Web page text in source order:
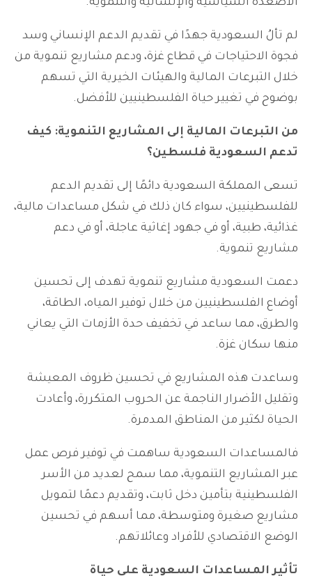
الأصعدة السياسية والإنسانية والتنموية.
لم تألُ السعودية جهدًا في تقديم الدعم الإنساني وسد
فجوة الاحتياجات في قطاع غزة، ودعم مشاريع تنموية من
خلال التبرعات المالية والهيئات الخيرية التي تسهم
بوضوح في تغيير حياة الفلسطينيين للأفضل.
من التبرعات المالية إلى المشاريع التنموية: كيف
تدعم السعودية فلسطين؟
تسعى المملكة السعودية دائمًا إلى تقديم الدعم
للفلسطينيين، سواء كان ذلك في شكل مساعدات مالية،
غذائية، طبية، أو في جهود إغاثية عاجلة، أو في دعم
مشاريع تنموية.
دعمت السعودية مشاريع تنموية تهدف إلى تحسين
أوضاع الفلسطينيين من خلال توفير المياه، الطاقة،
والطرق، مما ساعد في تخفيف حدة الأزمات التي يعاني
منها سكان غزة.
وساعدت هذه المشاريع في تحسين ظروف المعيشة
وتقليل الأضرار الناجمة عن الحروب المتكررة، وأعادت
الحياة لكثير من المناطق المدمرة.
فالمساعدات السعودية ساهمت في توفير فرص عمل
عبر المشاريع التنموية، مما سمح لعديد من الأسر
الفلسطينية بتأمين دخل ثابت، وتقديم دعمًا لتمويل
مشاريع صغيرة ومتوسطة، مما أسهم في تحسين
الوضع الاقتصادي للأفراد وعائلاتهم.
تأثير المساعدات السعودية على حياة